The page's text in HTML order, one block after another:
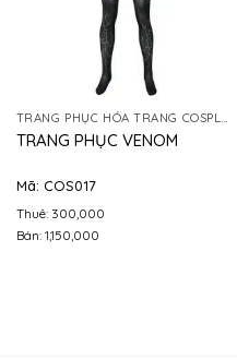
TRANG PHỤC HÓA TRANG COSPLAY
TRANG PHỤC VENOM
Mã: COS017
Thuê: 300,000
Bán: 1,150,000